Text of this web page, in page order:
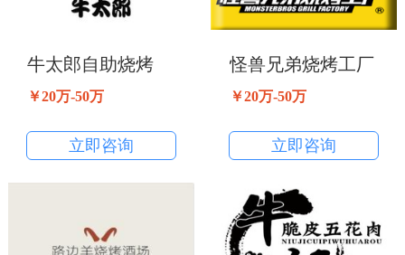
牛太郎自助烧烤
￥20万-50万
立即咨询
怪兽兄弟烧烤工厂
￥20万-50万
立即咨询